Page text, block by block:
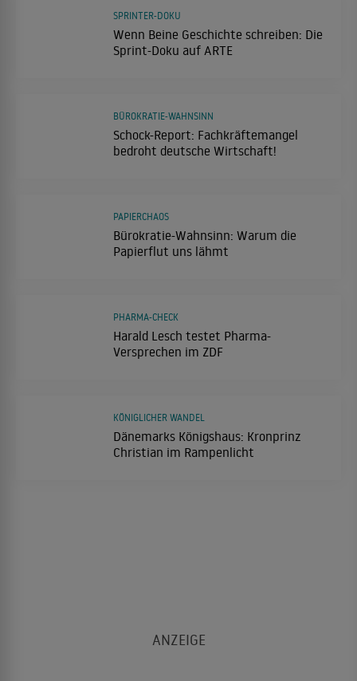
Wenn Beine Geschichte schreiben: Die
Sprint-Doku auf ARTE
SPRINTER-DOKU
Schock-Report: Fachkräftemangel
bedroht deutsche Wirtschaft!
BÜROKRATIE-WAHNSINN
Bürokratie-Wahnsinn: Warum die
Papierflut uns lähmt
PAPIERCHAOS
Harald Lesch testet Pharma-
Versprechen im ZDF
PHARMA-CHECK
Dänemarks Königshaus: Kronprinz
Christian im Rampenlicht
KÖNIGLICHER WANDEL